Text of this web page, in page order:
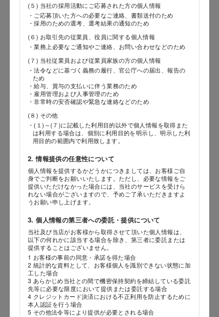
(５) 当社の採用活動にご応募された方の個人情報
・ご応募頂いた方への必要なご連絡、書類送付のため
・採用のための選考、選考結果の通知のため
(６) お取引先の従業員、役員に関する個人情報
・業務上必要なご通知やご連絡、お問い合わせなどのため
(７) 当社従業員および従業員家族の方の個人情報
・法令などに基づく義務の履行、官公庁への届出、報告の
ため
・給与、賞与の支払いに伴う業務のため
・雇用管理および人事管理のため
・非常時の安否確認や緊急な連絡などのため
(８) その他
・(１)～(７)に記載した利用目的以外で個人情報を取得また
は利用する場合は、個別に利用目的を明示し、明示した利
用目的の範囲内で利用致します。
2. 情報提供の任意性について
個人情報を提供するかどうかにつきましては、お客様ご自
身でご判断をお願いいたします。ただし、必要な情報をご
提供いただけなかった場合には、当社のサービスを受けら
れない場合がございますので、予めご了承いただきますよ
うお願い申し上げます。
3. 個人情報の第三者への委託・提供について
当社及び当店がお客様から取得させて頂いた個人情報は、
以下の何れかに該当する場合を除き、第三者に委託または
提供することはございません。
1 お客様の事前の同意・承諾を得た場合
2 統計的な資料として、お客様個人を識別できない状態に加
工した場合
3 あらかじめ当社との間で機密保持契約を締結している委託
先等に必要な限度において提供または委託する場合
4 クレジットカード決済における不正利用を防止するために
本人認証を行う場合
5 その他法令等により提供が必要とされる場合
都道府県
番地以降
年
月 日
海外 Overseas shops
Indonesia
Malaysia
Hong Kong
UAE
Thailand
Vietnam